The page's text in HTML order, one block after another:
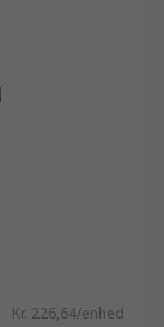
Kr. 226,64/enhed